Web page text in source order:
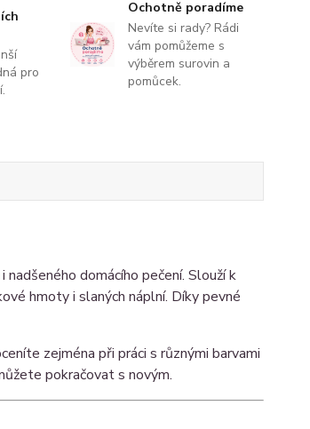
pro
Ochotně poradíme
Nevíte si rady? Rádi
vám pomůžeme s
výběrem surovin a
pomůcek.
domácího pečení. Slouží k
hmoty i slaných náplní. Díky pevné
zejména při práci s různými barvami
pokračovat s novým.